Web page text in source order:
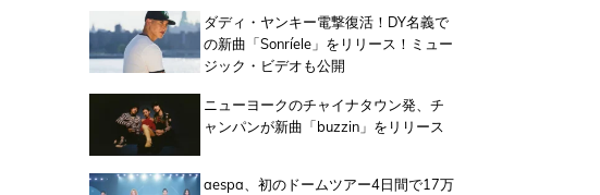
ダディ・ヤンキー電撃復活！DY名義で
の新曲「Sonríele」をリリース！ミュー
ジック・ビデオも公開
ニューヨークのチャイナタウン発、チ
ャンパンが新曲「buzzin」をリリース
aespa、初のドームツアー4日間で17万